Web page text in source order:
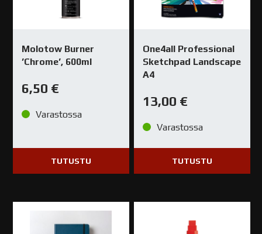
Molotow Burner
’Chrome’, 600ml
6,50 €
Varastossa
TUTUSTU
One4all Professional
Sketchpad Landscape
A4
13,00 €
Varastossa
TUTUSTU